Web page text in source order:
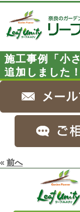
施工事例「小
追加しました！
« 前へ